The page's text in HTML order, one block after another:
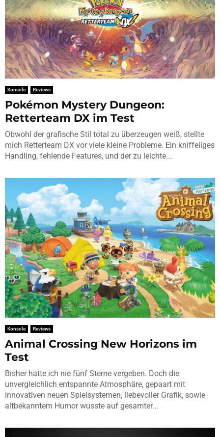
Konsole Reviews
Pokémon Mystery Dungeon:
Retterteam DX im Test
Obwohl der grafische Stil total zu überzeugen weiß, stellte
mich Retterteam DX vor viele kleine Probleme. Ein kniffeliges
Handling, fehlende Features, und der zu leichte...
Konsole Reviews
Animal Crossing New Horizons im
Test
Bisher hatte ich nie fünf Sterne vergeben. Doch die
unvergleichlich entspannte Atmosphäre, gepaart mit
innovativen neuen Spielsystemen, liebevoller Grafik, sowie
altbekanntem Humor wusste auf gesamter...